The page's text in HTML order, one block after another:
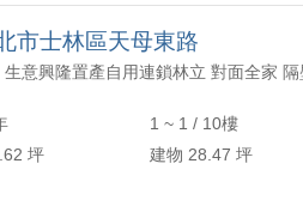
市士林區天母東路
1 ~ 1 / 10樓
坪
建物 28.47 坪